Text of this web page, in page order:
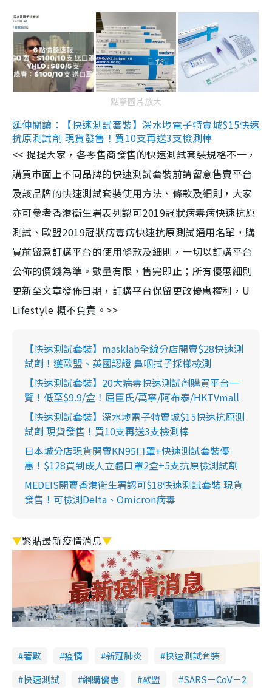
點擊圖片放大
延伸閱讀：【快速測試套裝】深水埗電子特賣城$15快速
抗原測試劑 現貨發售！買10支再送3支檢測棒
<< 提提大家，各零售商發售的快速測試套裝規格不一，
購買市面上不同品牌的快速測試套裝前請留意售賣平台
及該品牌的快速測試套裝使用方法、條款及細則，大家
亦可參考香港衞生署表列認可2019冠狀病毒病快速抗原
測試、歐盟2019冠狀病毒病快速抗原測試通用名單，購
買前留意訂購平台的使用條款及細則，一切以訂購平台
公佈的價錢為準。數量有限，售完即止；所有優惠細則
更新至文章發佈日期，訂購平台保留更改優惠權利，U
Lifestyle 概不負責。>>
【快速測試套裝】masklab全線分店開賣$28快速測
試劑！獲歐盟、英國認證 鼻咽拭子採樣檢測
【快速測試套裝】20大病毒快速測試劑購買平台一
覽！低至$9.9/盒！屈臣氏/萬寧/阿布泰/HKTVmall
【快速測試套裝】深水埗電子特賣城$15快速抗原測
試劑 現貨發售！買10支再送3支檢測棒
日本城分店現貨開賣KN95口罩+快速測試套裝優
惠！$128買到成人立體口罩2盒+5支抗原檢測試劑
MEDEIS開賣香港衛生署認可$18快速測試套裝 現貨
發售！可檢測Delta、Omicron病毒
▼緊貼最新疫情消息▼
著數 疫情 新冠肺炎
快速測試套裝
快速測試
網購優惠 歐盟
SARS－CoV－2